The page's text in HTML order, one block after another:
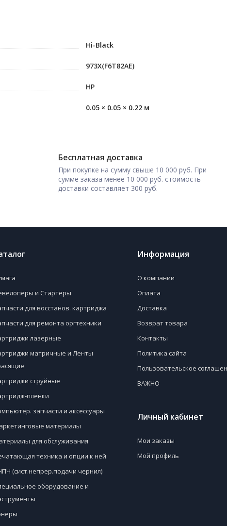
Hi-Black
973X(F6T82AE)
HP
0.05 × 0.05 × 0.22 м
Бесплатная доставка
При покупке на сумму свыше 10 000 руб. При
сумме заказа менее 10 000 руб. стоимость
доставки составляет 300 руб.
и Стартеры
для восстанов. картриджа
для ремонта оргтехники
лазерные
матричные и Ленты
струйные
пленки
запчасти и аксессуары
материалы
для обслуживания
техника и опции к ней
(сист.непрер.подачи чернил)
оборудование и
Информация
О компании
Оплата
Доставка
Возврат товара
Контакты
Политика сайта
Пользовательское
ВАЖНО
Личный кабинет
Мои заказы
Мой профиль